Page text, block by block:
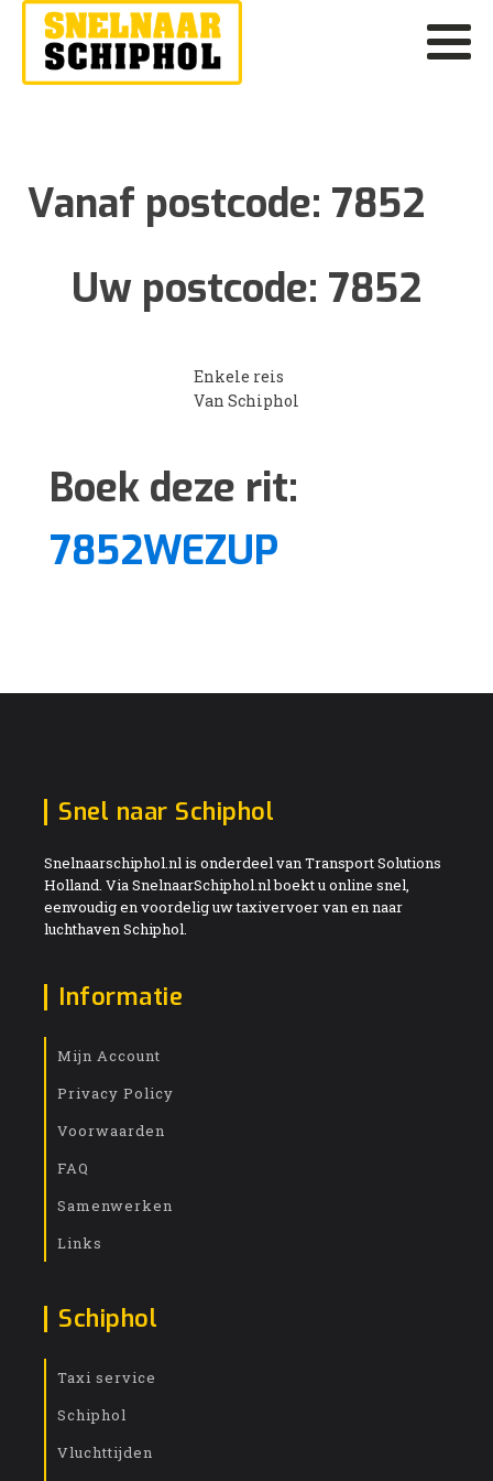
Vanaf postcode: 7852
Uw postcode: 7852
Enkele reis
Van Schiphol
Boek deze rit:
7852WEZUP
Snel naar Schiphol
Snelnaarschiphol.nl is onderdeel van Transport Solutions
Holland. Via SnelnaarSchiphol.nl boekt u online snel,
eenvoudig en voordelig uw taxivervoer van en naar
luchthaven Schiphol.
Informatie
Mijn Account
Privacy Policy
Voorwaarden
FAQ
Samenwerken
Links
Schiphol
Taxi service
Schiphol
Vluchttijden